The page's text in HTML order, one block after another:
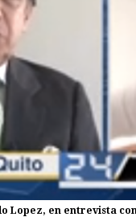
Lopez, en entrevista